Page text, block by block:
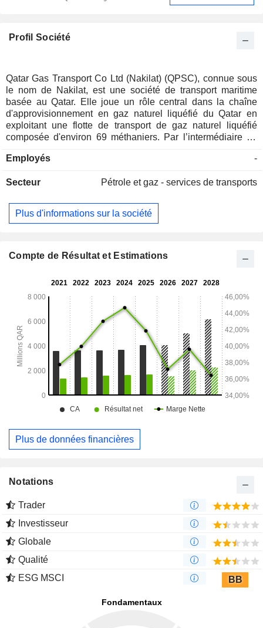
Profil Société
Qatar Gas Transport Co Ltd (Nakilat) (QPSC), connue sous
le nom de Nakilat, est une société de transport maritime
basée au Qatar. Elle joue un rôle central dans la chaîne
d'approvisionnement en gaz naturel liquéfié du Qatar en
exploitant une flotte de transport de gaz naturel liquéfié
composée d'environ 69 méthaniers. Par l’intermédiaire de
gère et exploite environ 24 méthaniers, deux transporteurs
et de regazéification. La société exploite également le
ville industrielle de Ras Laffan, où elle propose des services
de réparation navale et de fabrication offshore par
société fournit des services d’agence maritime par
ports et terminaux qatariens et propose des services de
coentreprise Nakilat Svitzer Wijsmuller.
Employés -
Secteur Pétrole et gaz - services de transports
Plus d'informations sur la société
Compte de Résultat et Estimations
Plus de données financières
Notations
Trader
Investisseur
Globale
Qualité
ESG MSCI
BB